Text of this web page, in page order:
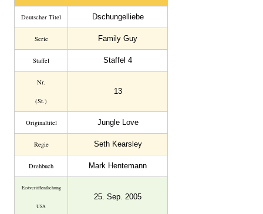
Deutscher Titel Dschungelliebe
Serie Family Guy
Staffel Staffel 4
Nr.
(St.)
13
Original­titel Jungle Love
Regie Seth Kearsley
Drehbuch Mark Hentemann
Erst­veröffent­lichung
USA
25. Sep. 2005